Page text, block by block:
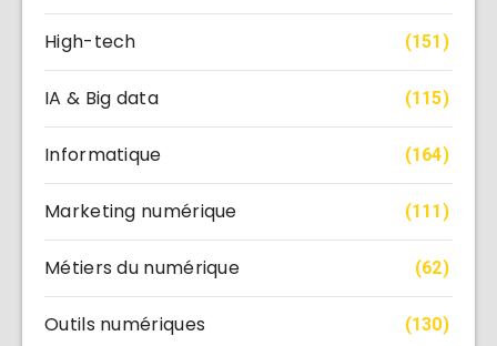
High-tech (151)
IA & Big data (115)
Informatique (164)
Marketing numérique (111)
Métiers du numérique (62)
Outils numériques (130)